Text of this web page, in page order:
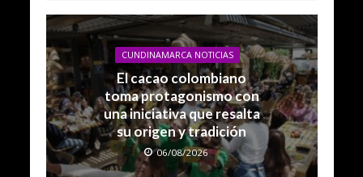
CUNDINAMARCA NOTICIAS
El cacao colombiano
toma protagonismo con
una iniciativa que resalta
su origen y tradición
06/08/2026